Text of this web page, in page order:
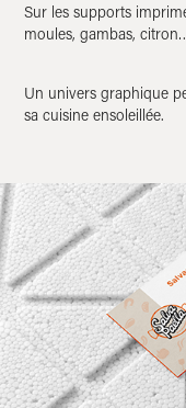
Sur les supports
moules, gambas,
Un univers graphique
sa cuisine ensoleillée.